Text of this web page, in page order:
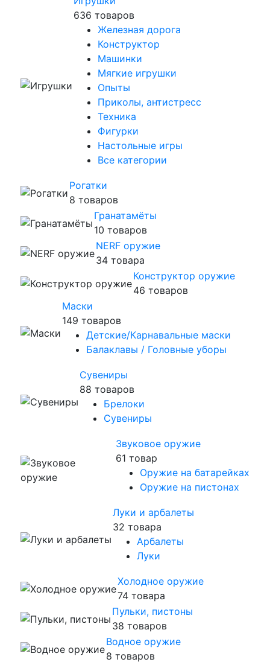
636 товаров
Железная дорога
Конструктор
Машинки
Мягкие игрушки
Опыты
Приколы, антистресс
Техника
Фигурки
Настольные игры
Все категории
Рогатки
8 товаров
Гранатамёты
10 товаров
NERF оружие
34 товара
Конструктор оружие
46 товаров
Маски
149 товаров
Детские/Карнавальные маски
Балаклавы / Головные уборы
Сувениры
88 товаров
Брелоки
Сувениры
Звуковое оружие
61 товар
Оружие на батарейках
Оружие на пистонах
Луки и арбалеты
32 товара
Арбалеты
Луки
Холодное оружие
74 товара
Пульки, пистоны
38 товаров
Водное оружие
8 товаров